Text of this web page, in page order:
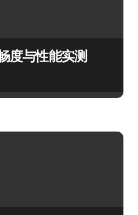
度与性能实测